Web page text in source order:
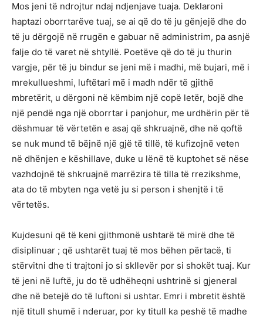
Mos jeni të ndrojtur ndaj ndjenjave tuaja. Deklaroni
haptazi oborrtarëve tuaj, se ai që do të ju gënjejë dhe do
të ju dërgojë në rrugën e gabuar në administrim, pa asnjë
falje do të varet në shtyllë. Poetëve që do të ju thurin
vargje, për të ju bindur se jeni më i madhi, më bujari, më i
mrekullueshmi, luftëtari më i madh ndër të gjithë
mbretërit, u dërgoni në këmbim një copë letër, bojë dhe
një pendë nga një oborrtar i panjohur, me urdhërin për të
dëshmuar të vërtetën e asaj që shkruajnë, dhe në qoftë
se nuk mund të bëjnë një gjë të tillë, të kufizojnë veten
në dhënjen e këshillave, duke u lënë të kuptohet së nëse
vazhdojnë të shkruajnë marrëzira të tilla të rrezikshme,
ata do të mbyten nga vetë ju si person i shenjtë i të
vërtetës.
Kujdesuni që të keni gjithmonë ushtarë të mirë dhe të
disiplinuar ; që ushtarët tuaj të mos bëhen përtacë, ti
stërvitni dhe ti trajtoni jo si skllevër por si shokët tuaj. Kur
të jeni në luftë, ju do të udhëheqni ushtrinë si gjeneral
dhe në betejë do të luftoni si ushtar. Emri i mbretit është
një titull shumë i nderuar, por ky titull ka peshë të madhe